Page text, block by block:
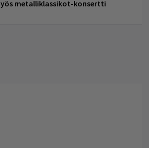
metalliklassikot-konsertti